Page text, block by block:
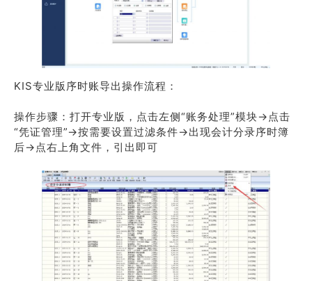
KIS专业版序时账导出操作流程：
操作步骤：打开专业版，点击左侧“账务处理”模块→点击
“凭证管理”→按需要设置过滤条件→出现会计分录序时簿
后→点右上角文件，引出即可